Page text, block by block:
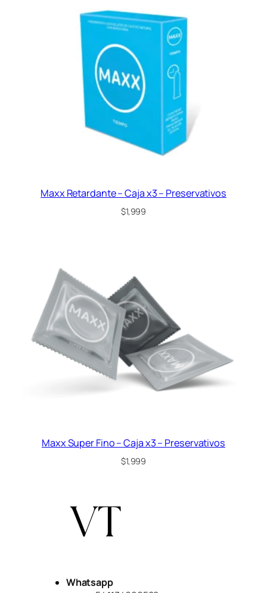
Maxx Retardante – Caja x3 – Preservativos
$1,999
Maxx Super Fino – Caja x3 – Preservativos
$1,999
Whatsapp